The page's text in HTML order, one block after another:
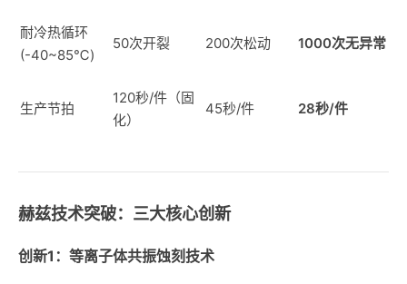
耐冷热循环
(-40~85℃)
50次开裂 200次松动 1000次无异常
生产节拍
120秒/件（固
化）
45秒/件 28秒/件
赫兹技术突破：三大核心创新
创新1：等离子体共振蚀刻技术